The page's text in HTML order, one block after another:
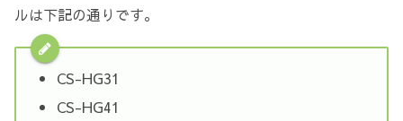
ルは下記の通りです。
CS-HG31
CS-HG41